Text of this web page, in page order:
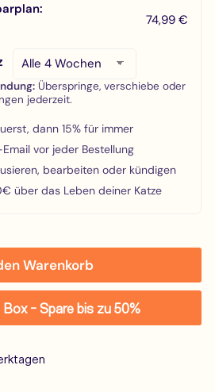
74,99 €
Überspringe, verschiebe oder
jederzeit.
dann 15% für immer
vor jeder Bestellung
bearbeiten oder kündigen
über das Leben deiner Katze
Warenkorb
Box - Spare bis zu 50%